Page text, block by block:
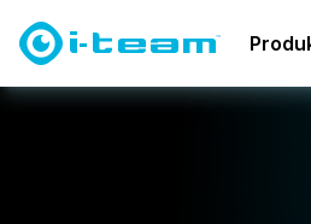
Industriel